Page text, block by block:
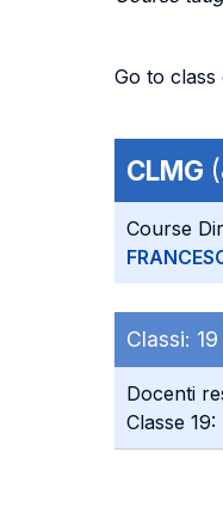
Go to class
CLMG
Course
Classi:
Docenti
Classe 19: